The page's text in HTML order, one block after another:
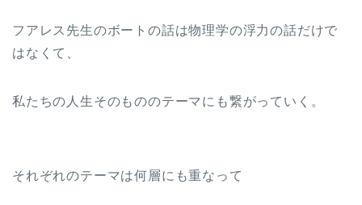
フアレス先生のボートの話は物理学の浮力の話だけで
はなくて、
私たちの人生そのもののテーマにも繋がっていく。
それぞれのテーマは何層にも重なって